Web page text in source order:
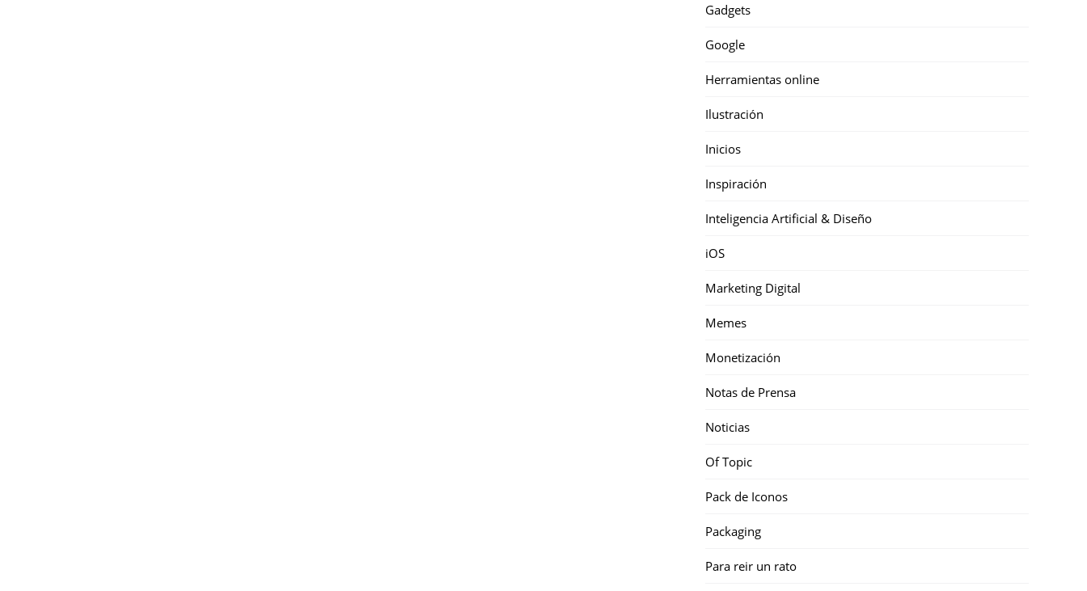
Gadgets
Google
Herramientas online
Ilustración
Inicios
Inspiración
Inteligencia Artificial & Diseño
iOS
Marketing Digital
Memes
Monetización
Notas de Prensa
Noticias
Of Topic
Pack de Iconos
Packaging
Para reir un rato